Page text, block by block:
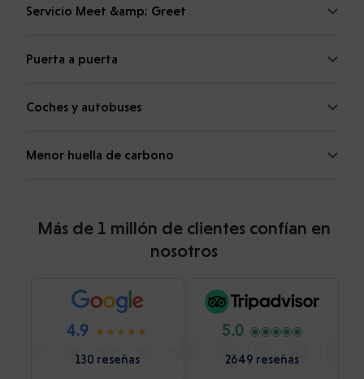
Servicio Meet &amp; Greet
Puerta a puerta
Coches y autobuses
Menor huella de carbono
Más de 1 millón de clientes confían en
nosotros
4.9
130 reseñas
5.0
2649 reseñas